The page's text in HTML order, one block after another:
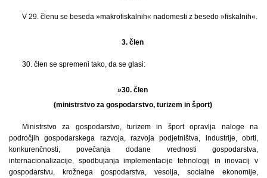
V 29. členu se beseda »makrofiskalnih« nadomesti z besedo »fiskalnih«.
3. člen
30. člen se spremeni tako, da se glasi:
»30. člen
(ministrstvo za gospodarstvo, turizem in šport)
Ministrstvo za gospodarstvo, turizem in šport opravlja naloge na
področjih gospodarskega razvoja, razvoja podjetništva, industrije, obrti,
konkurenčnosti, povečanja dodane vrednosti gospodarstva,
internacionalizacije, spodbujanja implementacije tehnologij in inovacij v
gospodarstvu, krožnega gospodarstva, vesolja, socialne ekonomije,